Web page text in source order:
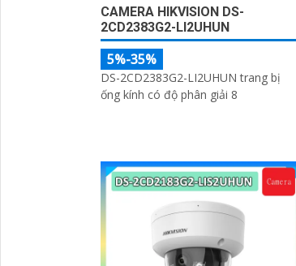
CAMERA HIKVISION DS-
2CD2383G2-LI2UHUN
5%-35%
DS-2CD2383G2-LI2UHUN trang bị
ống kính có độ phân giải 8